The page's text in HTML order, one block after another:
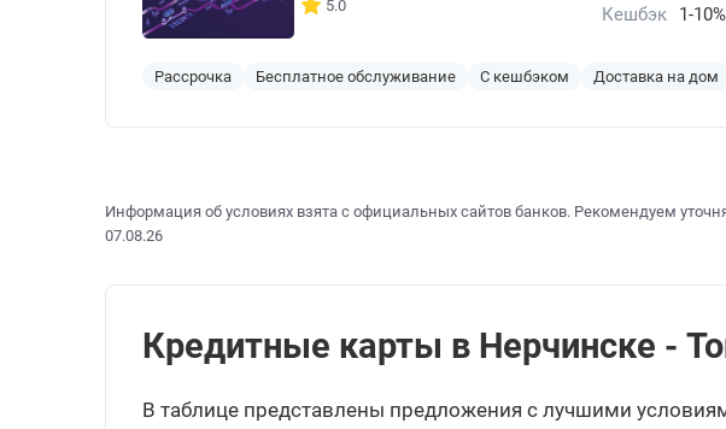
5.0
Кешбэк
1-10%
Рассрочка Бесплатное обслуживание С кешбэком Доставка на дом
Информация об условиях взята с официальных сайтов банков. Рекомендуем
07.08.26
Кредитные карты в Нерчинске -
В таблице представлены предложения с лучшими